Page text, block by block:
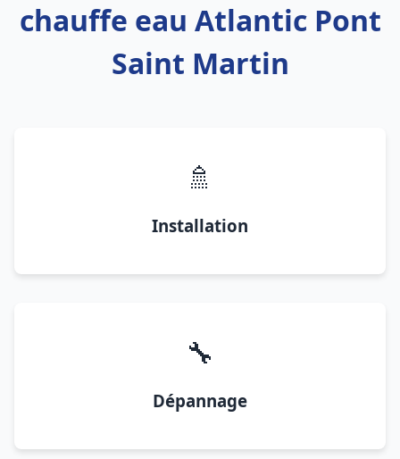
chauffe eau Atlantic Pont
Saint Martin
🚿
Installation
🔧
Dépannage